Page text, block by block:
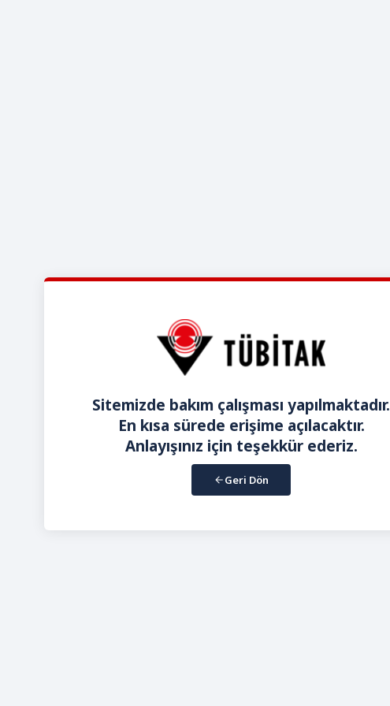
Sitemizde bakım çalışması yapılmaktadır.
En kısa sürede erişime açılacaktır.
Anlayışınız için teşekkür ederiz.
Geri Dön